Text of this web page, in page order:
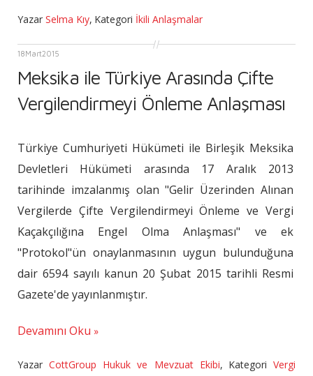
Yazar Selma Kıy, Kategori İkili Anlaşmalar
18Mart2015
Meksika ile Türkiye Arasında Çifte
Vergilendirmeyi Önleme Anlaşması
Türkiye Cumhuriyeti Hükümeti ile Birleşik Meksika
Devletleri Hükümeti arasında 17 Aralık 2013
tarihinde imzalanmış olan "Gelir Üzerinden Alınan
Vergilerde Çifte Vergilendirmeyi Önleme ve Vergi
Kaçakçılığına Engel Olma Anlaşması" ve ek
"Protokol"ün onaylanmasının uygun bulunduğuna
dair 6594 sayılı kanun 20 Şubat 2015 tarihli Resmi
Gazete'de yayınlanmıştır.
Devamını Oku
YazarCottGroup Hukuk ve Mevzuat Ekibi, KategoriVergi